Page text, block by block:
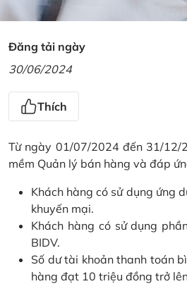
Đăng tải ngày
30/06/2024
Thích
Từ ngày 01/07/2024 đến 31/12/
mềm Quản lý bán hàng và đáp
Khách hàng có sử dụng ứng
khuyến mại.
Khách hàng có sử dụng
BIDV.
Số dư tài khoản thanh toán
hàng đạt 10 triệu đồng trở